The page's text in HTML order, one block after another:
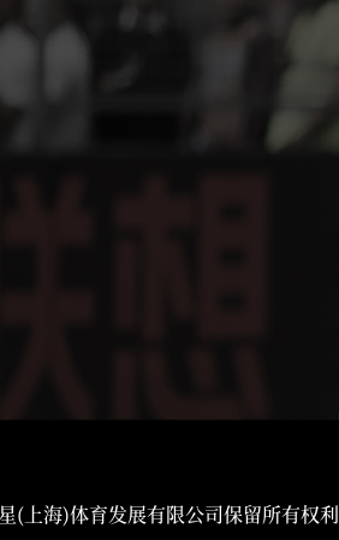
(上海)体育发展有限公司保留所有权利